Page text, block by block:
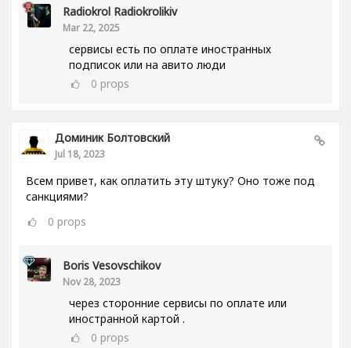
Radiokrol Radiokrolikiv
Mar 22, 2025
сервисы есть по оплате иностранных
подписок или на авито люди
0 props
Доминик Болтовский
Jul 18, 2023
Всем привет, как оплатить эту штуку? Оно тоже под
санкциями?
0 props
Boris Vesovschikov
Nov 28, 2023
через сторонние сервисы по оплате или
иностранной картой .
0 props